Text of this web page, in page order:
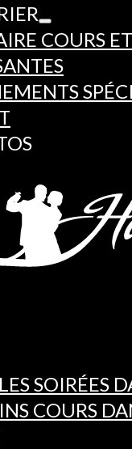
COURS
SOIRÉES
COURS